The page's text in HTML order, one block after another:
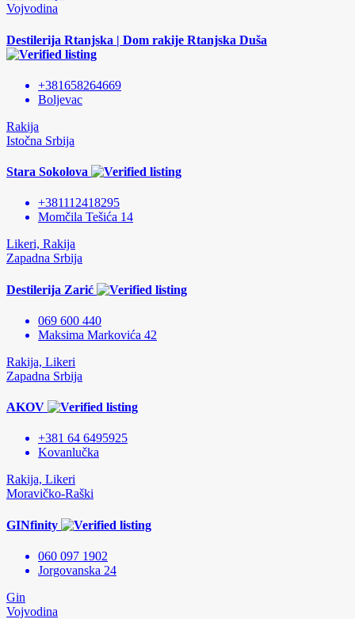
Vojvodina
Destilerija Rtanjska | Dom rakije Rtanjska Duša
+381658264669
Boljevac
Rakija
Istočna Srbija
Stara Sokolova
+381112418295
Momčila Tešića 14
Likeri, Rakija
Zapadna Srbija
Destilerija Zarić
069 600 440
Maksima Markovića 42
Rakija, Likeri
Zapadna Srbija
AKOV
+381 64 6495925
Kovanlučka
Rakija, Likeri
Moravičko-Raški
GINfinity
060 097 1902
Jorgovanska 24
Gin
Vojvodina